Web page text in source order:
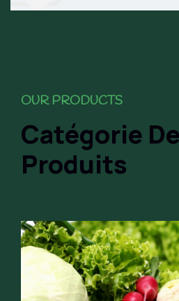
OUR PRODUCTS
Catégorie
Produits